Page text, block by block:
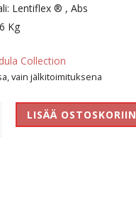
Lentiflex ® , Abs
Kg
Collection
vain jälkitoimituksena
LISÄÄ OSTOSKORIIN